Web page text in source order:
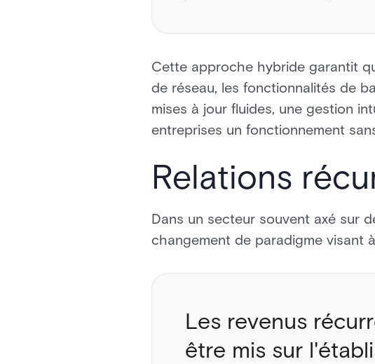
Cette approche hybride garantit
de réseau, les fonctionnalités de
mises à jour fluides, une gestion
entreprises un fonctionnement
Relations
Dans un secteur souvent axé sur
changement de paradigme visant
Les revenus
être mis sur